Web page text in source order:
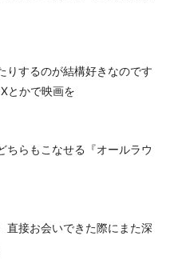
りするのが結構好きなのです
とかで映画を
ちらもこなせる『オールラウ
直接お会いできた際にまた深